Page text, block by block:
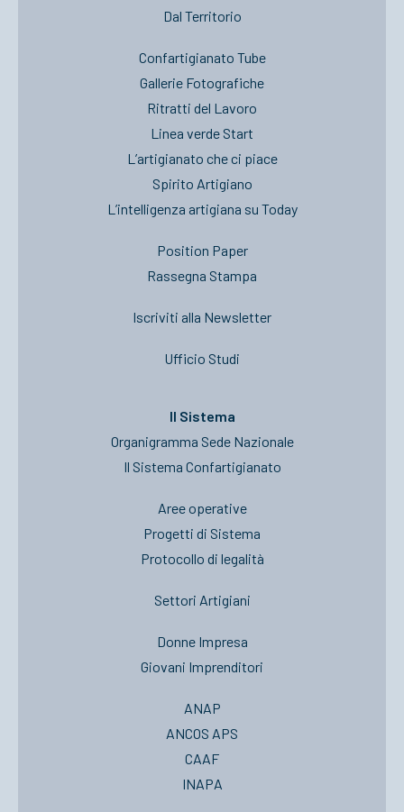
Dal Territorio
Confartigianato Tube
Gallerie Fotografiche
Ritratti del Lavoro
Linea verde Start
L’artigianato che ci piace
Spirito Artigiano
L’intelligenza artigiana su Today
Position Paper
Rassegna Stampa
Iscriviti alla Newsletter
Ufficio Studi
Il Sistema
Organigramma Sede Nazionale
Il Sistema Confartigianato
Aree operative
Progetti di Sistema
Protocollo di legalità
Settori Artigiani
Donne Impresa
Giovani Imprenditori
ANAP
ANCOS APS
CAAF
INAPA